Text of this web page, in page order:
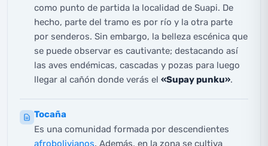
como punto de partida la localidad de Suapi. De
hecho, parte del tramo es por río y la otra parte
por senderos. Sin embargo, la belleza escénica que
se puede observar es cautivante; destacando así
las aves endémicas, cascadas y pozas para luego
llegar al cañón donde verás el «Supay punku».
Tocaña
Es una comunidad formada por descendientes